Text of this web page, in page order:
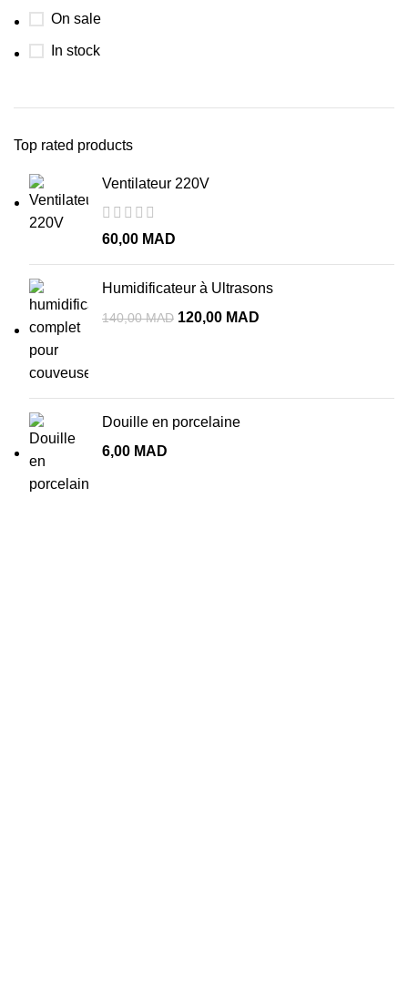
On sale
In stock
Top rated products
Ventilateur 220V
60,00 MAD
Humidificateur à Ultrasons
140,00MAD 120,00 MAD
Douille en porcelaine
6,00 MAD